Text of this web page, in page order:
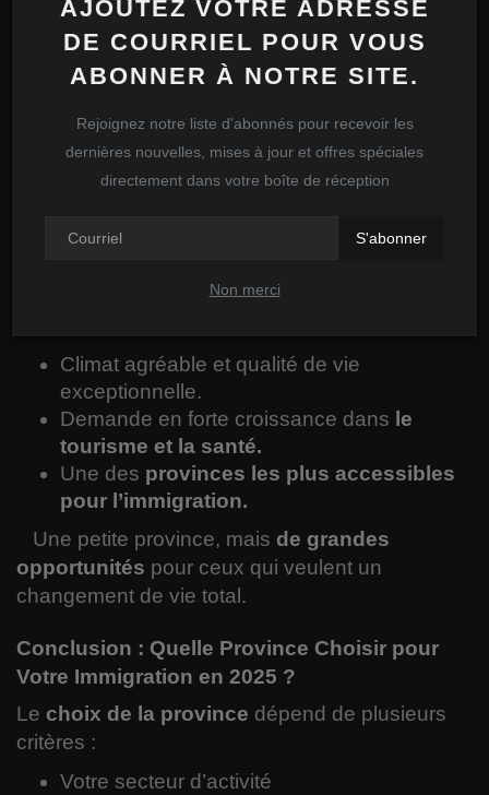
AJOUTEZ VOTRE ADRESSE
DE COURRIEL POUR VOUS
ABONNER À NOTRE SITE.
Rejoignez notre liste d'abonnés pour recevoir les
dernières nouvelles, mises à jour et offres spéciales
directement dans votre boîte de réception
S'abonner
Non merci
l’installation.
Opportunités dans les
secteursénergétique et technologique.
Communauté très accueillante pour les
Parfait pourles aventurierscherchant à
Climat agréable et qualité de vie
exceptionnelle.
Demande en forte croissance dans le
tourisme et la santé.
Une des provinces les plus accessibles
pour l’immigration.
Une petite province, mais de grandes
opportunités pour ceux qui veulent un
changement de vie total.
Conclusion : Quelle Province Choisir pour
Votre Immigration en 2025 ?
Le choix de la province dépend de plusieurs
critères :
Votre secteur d’activité